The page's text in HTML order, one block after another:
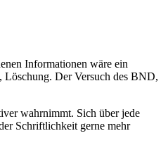
Informationen wäre ein
Löschung. Der Versuch des BND,
wahrnimmt. Sich über jede
Schriftlichkeit gerne mehr